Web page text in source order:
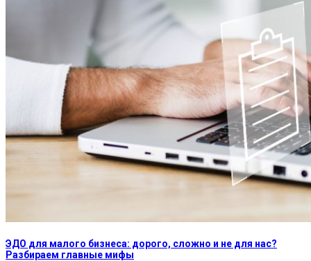
ЭДО для малого бизнеса: дорого, сложно и не для нас?
Разбираем главные мифы